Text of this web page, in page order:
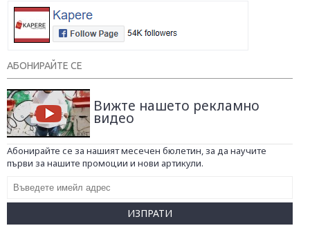
АБОНИРАЙТЕ СЕ
Вижте нашето рекламно
видео
Абонирайте се за нашият месечен бюлетин, за да научите
първи за нашите промоции и нови артикули.
ИЗПРАТИ